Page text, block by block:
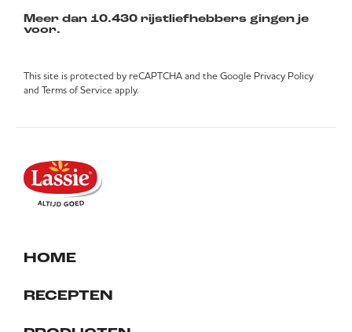
Meer dan 10.430 rijstliefhebbers gingen je
voor.
This site is protected by reCAPTCHA and the Google Privacy Policy
and Terms of Service apply.
HOME
RECEPTEN